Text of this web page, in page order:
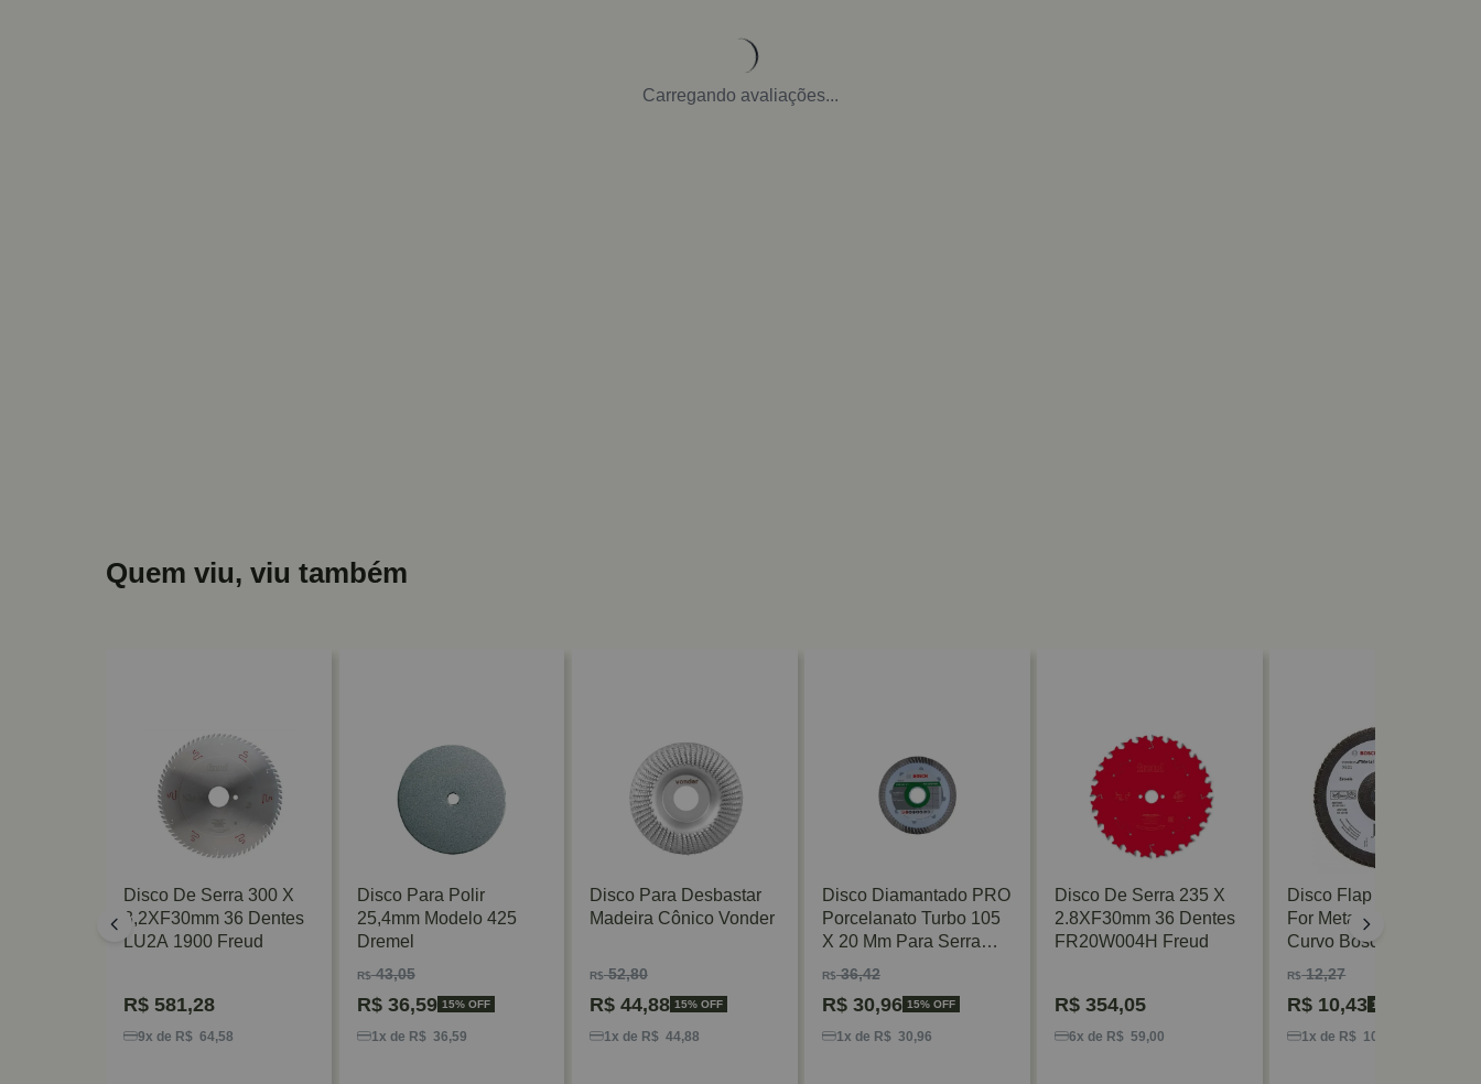
Carregando avaliações...
Quem viu, viu também
Disco De Serra 300 X
3,2XF30mm 36 Dentes
LU2A 1900 Freud
R$ 581,28
9x de R$ 64,58
Disco Para Polir
25,4mm Modelo 425
Dremel
R$43,05
R$36,59 15% OFF
1x de R$ 36,59
Disco Para Desbastar
Madeira Cônico Vonder
R$52,80
R$44,88 15% OFF
1x de R$ 44,88
Disco Diamantado PRO
Porcelanato Turbo 105
X 20 Mm Para Serra
Mármore Bosch
R$36,42
R$30,96 15% OFF
1x de R$ 30,96
Disco De Serra 235 X
2.8XF30mm 36 Dentes
FR20W004H Freud
R$ 354,05
6x de R$ 59,00
Disco Flap Standard
For Metal 115mm G60
Curvo Bosch
R$12,27
R$ 10,43 15% OFF
1x de R$ 10,43